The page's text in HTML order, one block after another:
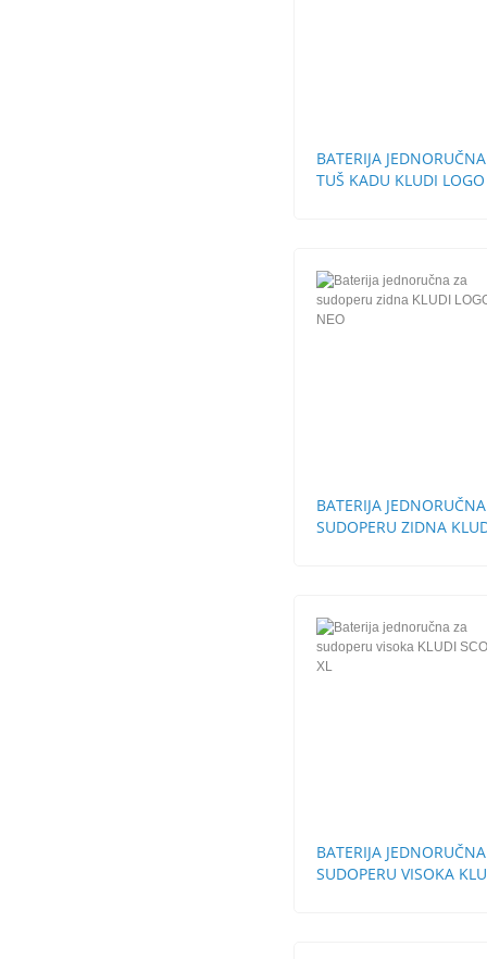
BATERIJA
TUŠ KADU KLUDI LOGO
BATERIJA
SUDOPERU ZIDNA
BATERIJA
SUDOPERU VISOKA